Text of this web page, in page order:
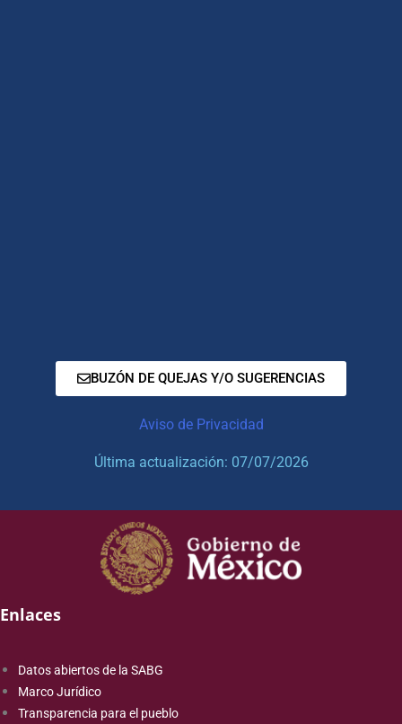
BUZÓN DE QUEJAS Y/O SUGERENCIAS
Aviso de Privacidad
Última actualización: 07/07/2026
Enlaces
Datos abiertos de la SABG
Marco Jurídico
Transparencia para el pueblo